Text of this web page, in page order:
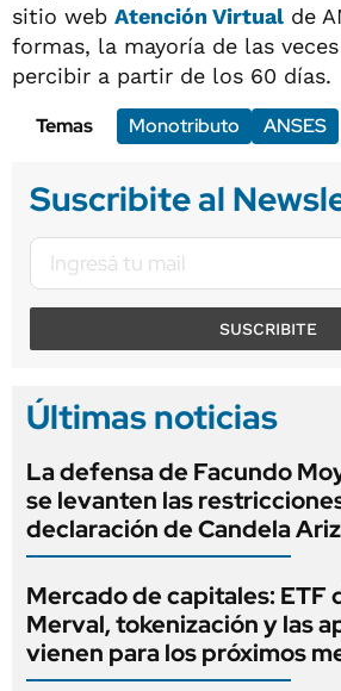
sitio web Atención Virtual de
formas, la mayoría de las
percibir a partir de los 60 días.
Temas
Monotributo ANSES
Suscribite al
SUSCRIBITE
Últimas noticias
La defensa de Facundo
se levanten las
declaración de Candela
Mercado de capitales: ETF
Merval, tokenización y las
vienen para los próximos